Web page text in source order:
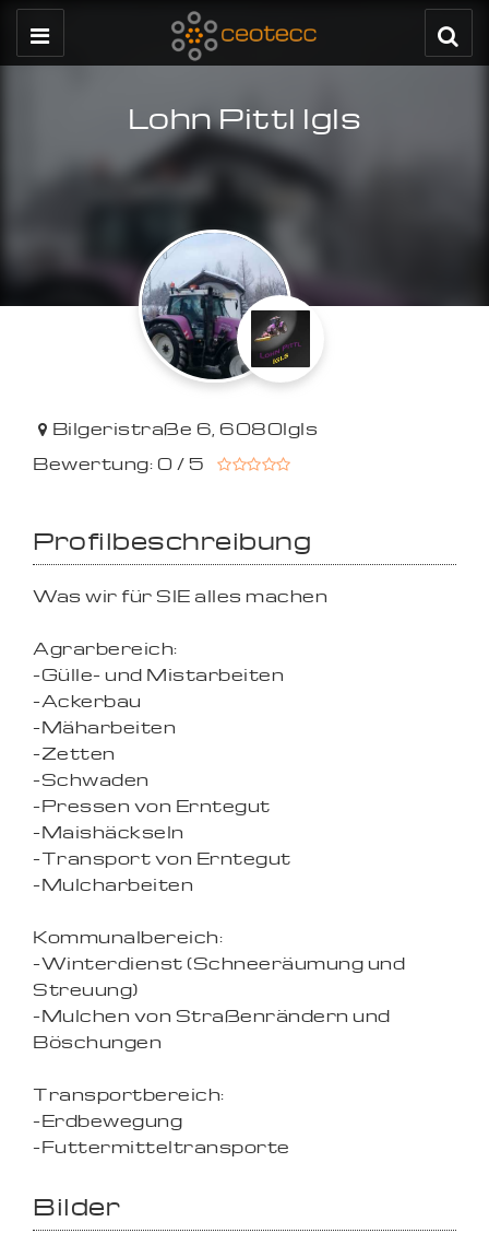
Lohn Pittl Igls
Bilgeristraße 6,6080Igls
Bewertung: 0 / 5
Profilbeschreibung
Was wir für SIE alles machen
Agrarbereich:
-Gülle- und Mistarbeiten
-Ackerbau
-Mäharbeiten
-Zetten
-Schwaden
-Pressen von Erntegut
-Maishäckseln
-Transport von Erntegut
-Mulcharbeiten
Kommunalbereich:
-Winterdienst (Schneeräumung und
Streuung)
-Mulchen von Straßenrändern und
Böschungen
Transportbereich:
-Erdbewegung
-Futtermitteltransporte
Bilder